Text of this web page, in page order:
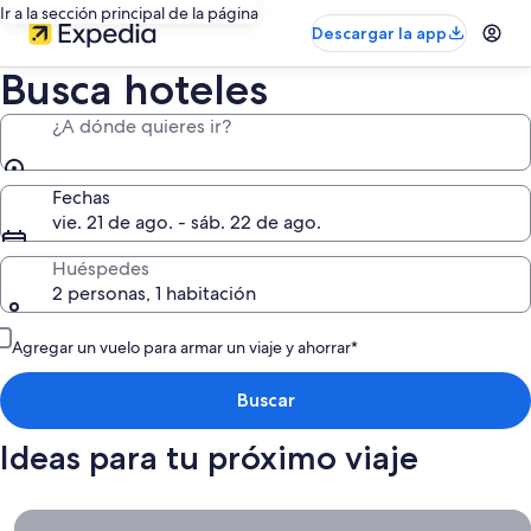
Ir a la sección principal de la página
Descargar la app
Busca hoteles
¿A dónde quieres ir?
Fechas
vie. 21 de ago. - sáb. 22 de ago.
Huéspedes
2 personas, 1 habitación
Agregar un vuelo para armar un viaje y ahorrar*
Buscar
Ideas para tu próximo viaje